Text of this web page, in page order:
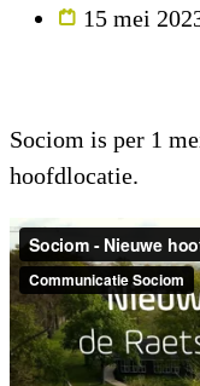
15 mei
Sociom is per 1
hoofdlocatie.